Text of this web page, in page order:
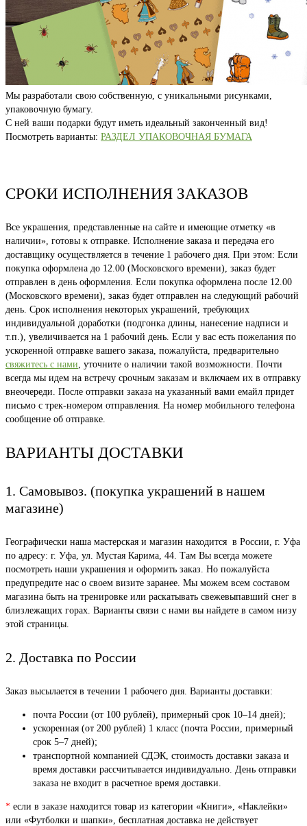
Мы разработали свою собственную, с уникальными рисунками,
упаковочную бумагу.
С ней ваши подарки будут иметь идеальный законченный вид!
Посмотреть варианты: РАЗДЕЛ УПАКОВОЧНАЯ БУМАГА
СРОКИ ИСПОЛНЕНИЯ ЗАКАЗОВ
Все украшения, представленные на сайте и имеющие отметку «в
наличии», готовы к отправке. Исполнение заказа и передача его
доставщику осуществляется в течение 1 рабочего дня. При этом: Если
покупка оформлена до 12.00 (Московского времени), заказ будет
отправлен в день оформления. Если покупка оформлена после 12.00
(Московского времени), заказ будет отправлен на следующий рабочий
день. Срок исполнения некоторых украшений, требующих
индивидуальной доработки (подгонка длины, нанесение надписи и
т.п.), увеличивается на 1 рабочий день. Если у вас есть пожелания по
ускоренной отправке вашего заказа, пожалуйста, предварительно
свяжитесь с нами, уточните о наличии такой возможности. Почти
всегда мы идем на встречу срочным заказам и включаем их в отправку
внеочереди. После отправки заказа на указанный вами емайл придет
письмо с трек-номером отправления. На номер мобильного телефона
сообщение об отправке.
ВАРИАНТЫ ДОСТАВКИ
1. Самовывоз. (покупка украшений в нашем
магазине)
Географически наша мастерская и магазин находится в России, г. Уфа
по адресу: г. Уфа, ул. Мустая Карима, 44. Там Вы всегда можете
посмотреть наши украшения и оформить заказ. Но пожалуйста
предупредите нас о своем визите заранее. Мы можем всем составом
магазина быть на тренировке или раскатывать свежевыпавший снег в
близлежащих горах. Варианты связи с нами вы найдете в самом низу
этой страницы.
2. Доставка по России
Заказ высылается в течении 1 рабочего дня. Варианты доставки:
почта России (от 100 рублей), примерный срок 10–14 дней);
ускоренная (от 200 рублей) 1 класс (почта России, примерный
срок 5–7 дней);
транспортной компанией СДЭК, стоимость доставки заказа и
время доставки рассчитывается индивидуально. День отправки
заказа не входит в расчетное время доставки.
* если в заказе находится товар из категории «Книги», «Наклейки»
или «Футболки и шапки», бесплатная доставка не действует